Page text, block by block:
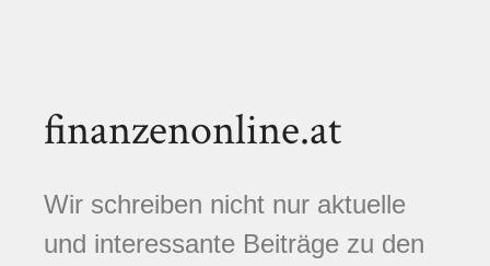
finanzenonline.at
Wir schreiben nicht nur aktuelle
und interessante Beiträge zu den